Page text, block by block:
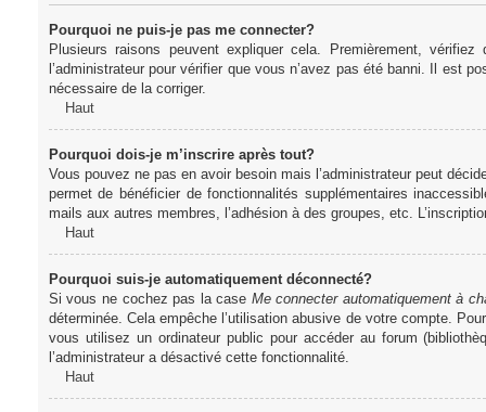
Pourquoi ne puis-je pas me connecter?
Plusieurs raisons peuvent expliquer cela. Premièrement,
l’administrateur pour vérifier que vous n’avez pas été banni. Il est
nécessaire de la corriger.
Haut
Pourquoi dois-je m’inscrire après tout?
Vous pouvez ne pas en avoir besoin mais l’administrateur peut
permet de bénéficier de fonctionnalités supplémentaires
mails aux autres membres, l’adhésion à des groupes, etc.
Haut
Pourquoi suis-je automatiquement déconnecté?
Si vous ne cochez pas la case Me connecter automatiquement à
déterminée. Cela empêche l’utilisation abusive de votre compte.
vous utilisez un ordinateur public pour accéder au forum
l’administrateur a désactivé cette fonctionnalité.
Haut